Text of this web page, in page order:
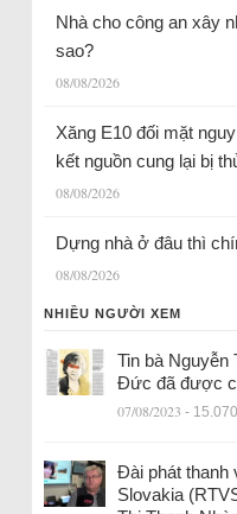
Nhà cho công an xây
sao?
08/08/2026
Xăng E10 đối mặt
kết nguồn cung lại bị
08/08/2026
Dựng nhà ở đâu thì
08/08/2026
NHIỀU NGƯỜI XEM
Tin bà Nguyễn
Đức đã được
07/08/2023 -
Đài phát thanh
Slovakia